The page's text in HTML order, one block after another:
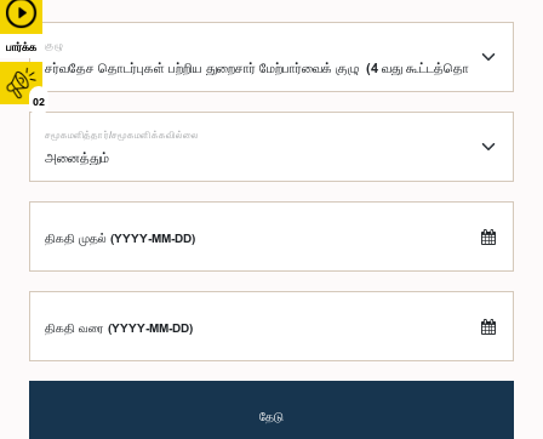
பார்க்க
02
குழு
சமூகமளித்தார்/சமூகமளிக்கவில்லை
திகதி முதல் (YYYY-MM-DD)
திகதி வரை (YYYY-MM-DD)
தேடு